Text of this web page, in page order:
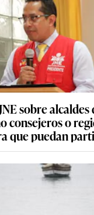
sobre alcaldes
consejeros o
que puedan